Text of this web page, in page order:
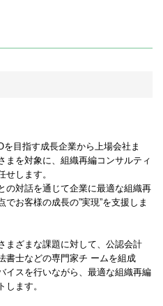
目指す成長企業から上場会社ま
まを対象に、組織再編コンサルティ
します。
の対話を通じて企業に最適な組織再
お客様の成長の”実現”を支援しま
まざまな課題に対して、公認会計
書士などの専門家チ ームを組成
イスを行いながら、最適な組織再編
ます。